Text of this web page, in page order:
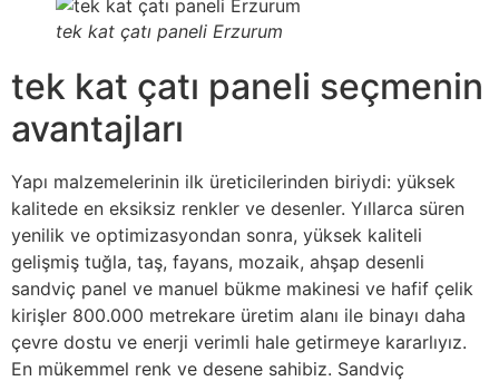
tek kat çatı paneli Erzurum
tek kat çatı paneli seçmenin
avantajları
Yapı malzemelerinin ilk üreticilerinden biriydi: yüksek
kalitede en eksiksiz renkler ve desenler. Yıllarca süren
yenilik ve optimizasyondan sonra, yüksek kaliteli
gelişmiş tuğla, taş, fayans, mozaik, ahşap desenli
sandviç panel ve manuel bükme makinesi ve hafif çelik
kirişler 800.000 metrekare üretim alanı ile binayı daha
çevre dostu ve enerji verimli hale getirmeye kararlıyız.
En mükemmel renk ve desene sahibiz. Sandviç